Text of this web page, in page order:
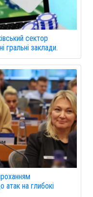
сектор
гральні заклади.
на глибокі